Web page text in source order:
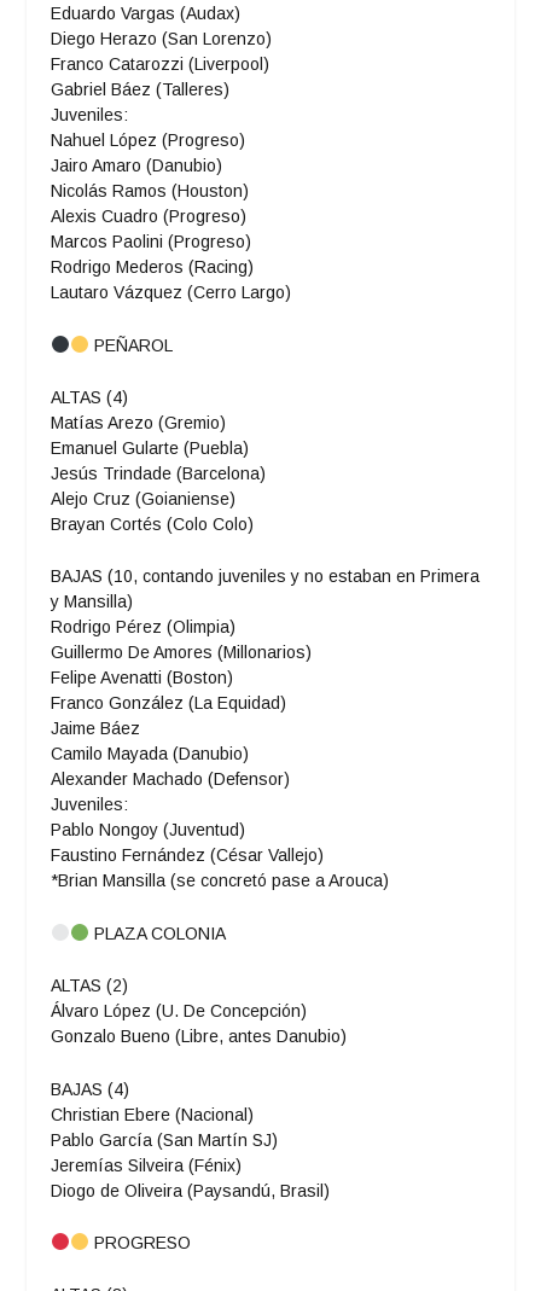
Eduardo Vargas (Audax)
Diego Herazo (San Lorenzo)
Franco Catarozzi (Liverpool)
Gabriel Báez (Talleres)
Juveniles:
Nahuel López (Progreso)
Jairo Amaro (Danubio)
Nicolás Ramos (Houston)
Alexis Cuadro (Progreso)
Marcos Paolini (Progreso)
Rodrigo Mederos (Racing)
Lautaro Vázquez (Cerro Largo)
PEÑAROL
ALTAS (4)
Matías Arezo (Gremio)
Emanuel Gularte (Puebla)
Jesús Trindade (Barcelona)
Alejo Cruz (Goianiense)
Brayan Cortés (Colo Colo)
BAJAS (10, contando juveniles y no estaban en Primera
y Mansilla)
Rodrigo Pérez (Olimpia)
Guillermo De Amores (Millonarios)
Felipe Avenatti (Boston)
Franco González (La Equidad)
Jaime Báez
Camilo Mayada (Danubio)
Alexander Machado (Defensor)
Juveniles:
Pablo Nongoy (Juventud)
Faustino Fernández (César Vallejo)
*Brian Mansilla (se concretó pase a Arouca)
PLAZA COLONIA
ALTAS (2)
Álvaro López (U. De Concepción)
Gonzalo Bueno (Libre, antes Danubio)
BAJAS (4)
Christian Ebere (Nacional)
Pablo García (San Martín SJ)
Jeremías Silveira (Fénix)
Diogo de Oliveira (Paysandú, Brasil)
PROGRESO